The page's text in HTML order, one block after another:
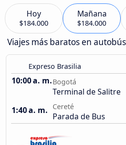
Hoy
$184.000
Mañana
$184.000
Viajes más baratos en
Expreso Brasilia
10:00 a. m.Bogotá
Terminal de Salitre
1:40 a. m.
Cereté
Parada de Bus